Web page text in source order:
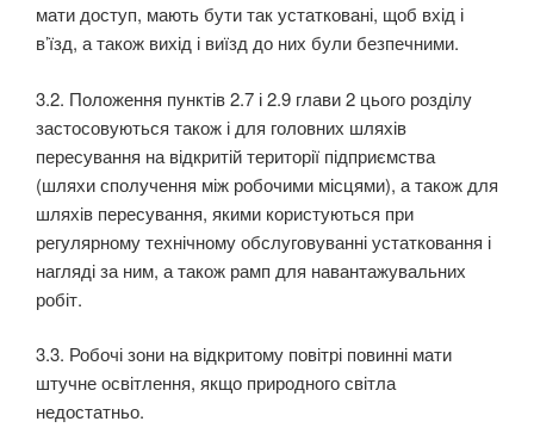
мати доступ, мають бути так устат­ковані, щоб вхід і
в’їзд, а також вихід і виїзд до них були безпечними.
3.2. Положення пунктів 2.7 і 2.9 глави 2 цього розділу
застосовуються також і для головних шляхів
пересування на відкритій території підприємства
(шляхи сполучення між робочими місця­ми), а також для
шляхів пересування, якими користуються при
регулярному технічному обслуго­вуванні устатковання і
нагляді за ним, а також рамп для навантажувальних
робіт.
3.3. Робочі зони на відкритому повітрі повинні мати
штучне освітлення, якщо природного світла
недостатньо.